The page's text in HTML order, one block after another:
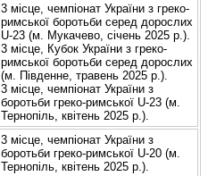
3 місце, чемпіонат України з греко-
римської боротьби серед дорослих
U-23 (м. Мукачево, січень 2025 р.).
3 місце, Кубок України з греко-
римської боротьби серед дорослих
(м. Південне, травень 2025 р.).
3 місце, чемпіонат України з
боротьби греко-римської U-23 (м.
Тернопіль, квітень 2025 р.).
3 місце, чемпіонат України з
боротьби греко-римської U-20 (м.
Тернопіль, квітень 2025 р.).